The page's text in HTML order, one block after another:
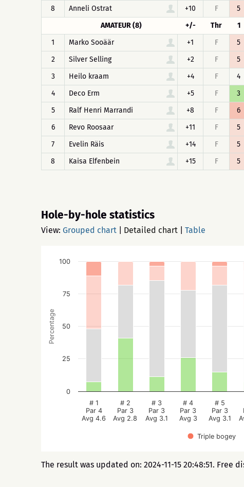
8
Anneli Ostrat +10 F 5
AMATEUR (8)
+/- Thr 1
1
Marko Sooäär +1 F 5
2
Silver Selling +2 F 5
3
Heilo kraam +4 F 4
4
Deco Erm +5 F 3
5
Ralf Henri Marrandi +8 F 6
6
Revo Roosaar +11 F 5
7
Evelin Räis +14 F 5
8
Kaisa Elfenbein +15 F 5
Hole-by-hole statistics
View: Grouped chart Detailed chart Table
Percentage
Triple bogey
# 1
Par 4
Avg 4.6
# 2
Par 3
Avg 2.8
# 3
Par 3
Avg 3.1
# 4
Par 3
Avg 3
# 5
Par 3
Avg 3.1
0
25
50
75
100
The result was updated on: 2024-11-15 20:48:51. Free